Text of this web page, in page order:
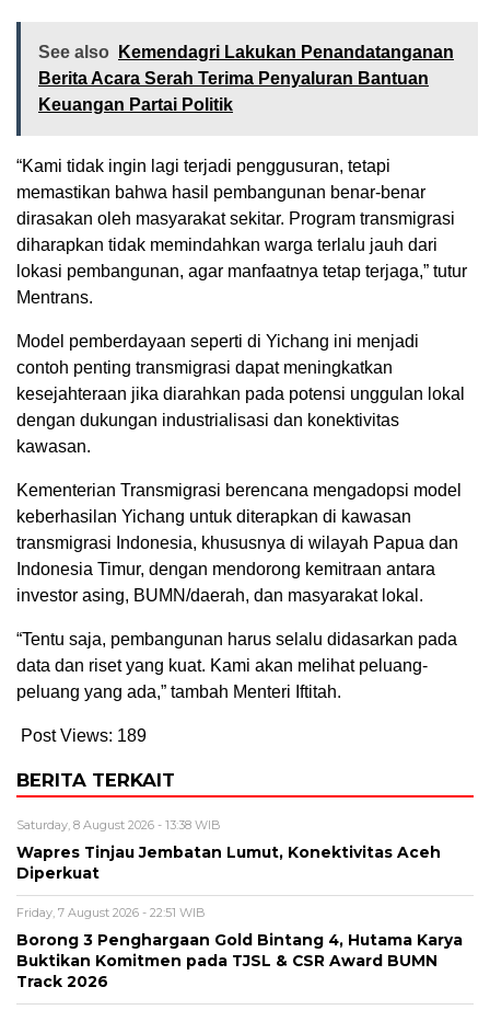
See also
Kemendagri Lakukan Penandatanganan
Berita Acara Serah Terima Penyaluran Bantuan
Keuangan Partai Politik
“Kami tidak ingin lagi terjadi penggusuran, tetapi
memastikan bahwa hasil pembangunan benar-benar
dirasakan oleh masyarakat sekitar. Program transmigrasi
diharapkan tidak memindahkan warga terlalu jauh dari
lokasi pembangunan, agar manfaatnya tetap terjaga,” tutur
Mentrans.
Model pemberdayaan seperti di Yichang ini menjadi
contoh penting transmigrasi dapat meningkatkan
kesejahteraan jika diarahkan pada potensi unggulan lokal
dengan dukungan industrialisasi dan konektivitas
kawasan.
Kementerian Transmigrasi berencana mengadopsi model
keberhasilan Yichang untuk diterapkan di kawasan
transmigrasi Indonesia, khususnya di wilayah Papua dan
Indonesia Timur, dengan mendorong kemitraan antara
investor asing, BUMN/daerah, dan masyarakat lokal.
“Tentu saja, pembangunan harus selalu didasarkan pada
data dan riset yang kuat. Kami akan melihat peluang-
peluang yang ada,” tambah Menteri Iftitah.
Post Views: 189
BERITA TERKAIT
Saturday, 8 August 2026 - 13:38 WIB
Wapres Tinjau Jembatan Lumut, Konektivitas Aceh
Diperkuat
Friday, 7 August 2026 - 22:51 WIB
Borong 3 Penghargaan Gold Bintang 4, Hutama Karya
Buktikan Komitmen pada TJSL & CSR Award BUMN
Track 2026